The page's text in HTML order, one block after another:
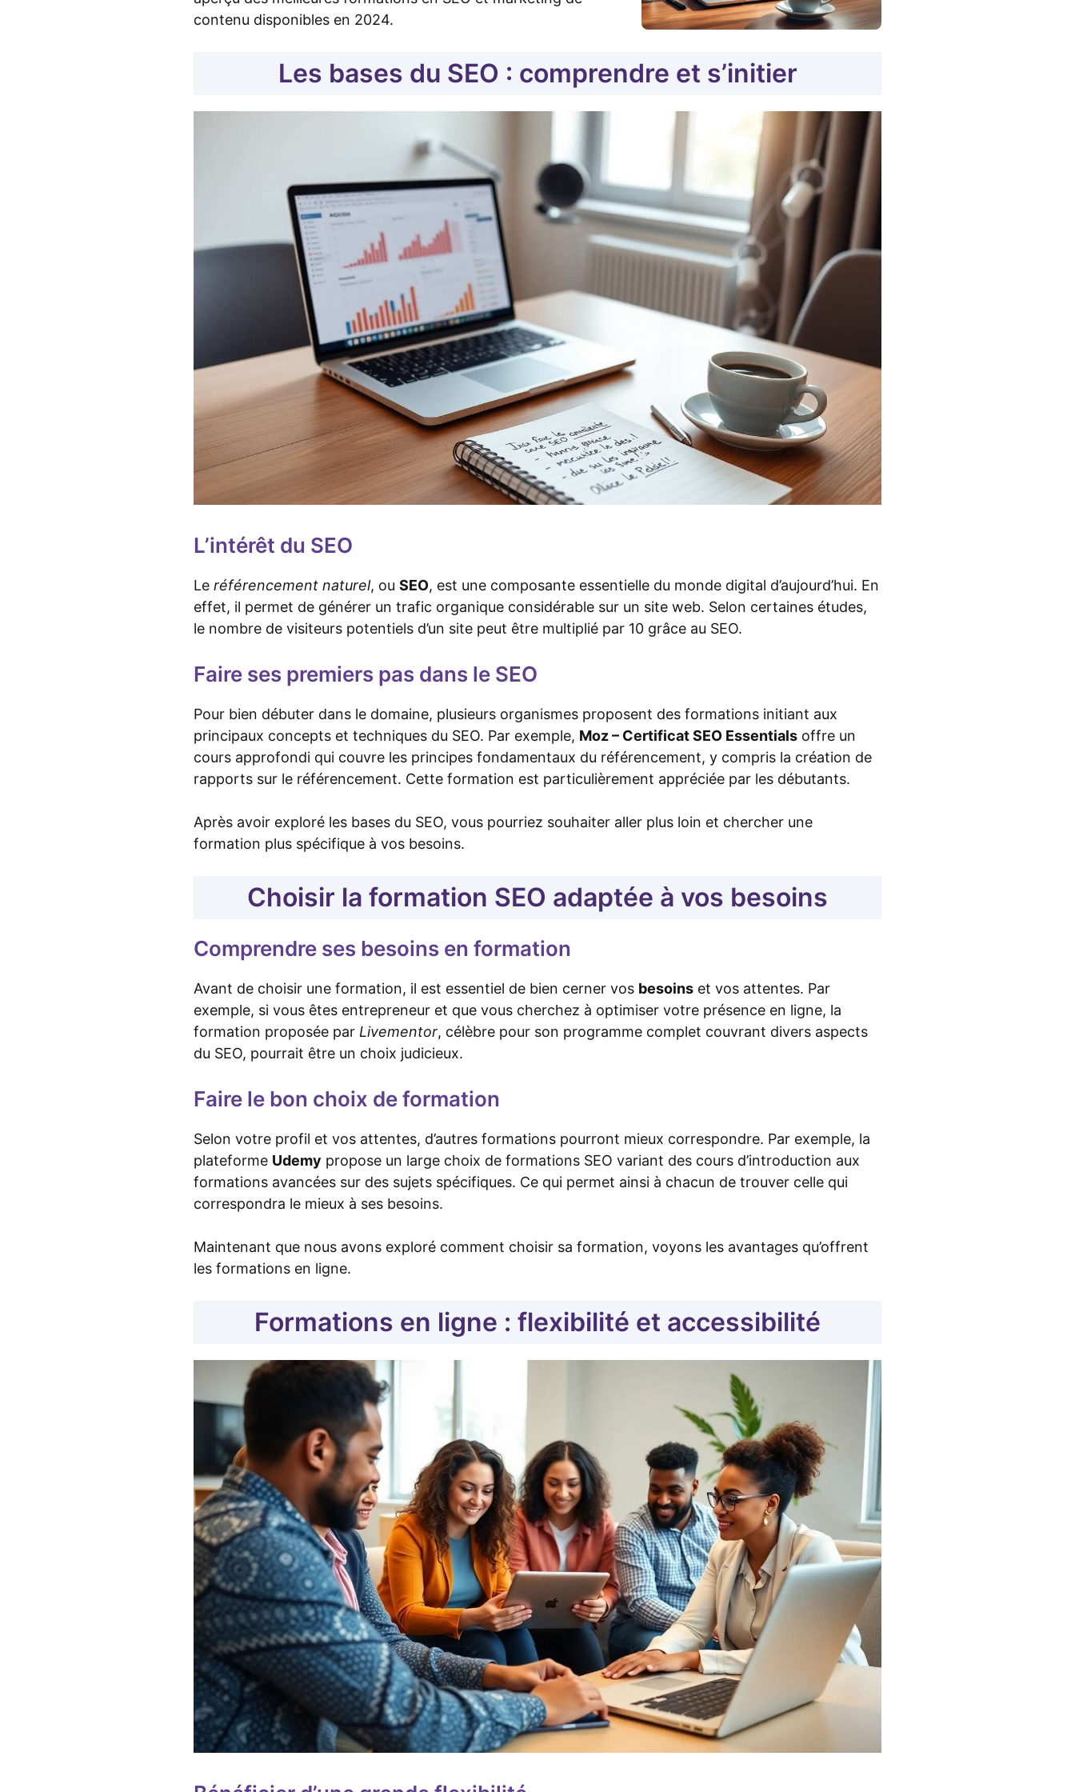
contenu disponibles en 2024.
Les bases du SEO : comprendre et s’initier
L’intérêt du SEO
Le référencement naturel, ou SEO, est une composante essentielle du monde digital d’aujourd’hui. En
effet, il permet de générer un trafic organique considérable sur un site web. Selon certaines études,
le nombre de visiteurs potentiels d’un site peut être multiplié par 10 grâce au SEO.
Faire ses premiers pas dans le SEO
Pour bien débuter dans le domaine, plusieurs organismes proposent des formations initiant aux
principaux concepts et techniques du SEO. Par exemple, Moz – Certificat SEO Essentials offre un
cours approfondi qui couvre les principes fondamentaux du référencement, y compris la création de
rapports sur le référencement. Cette formation est particulièrement appréciée par les débutants.
Après avoir exploré les bases du SEO, vous pourriez souhaiter aller plus loin et chercher une
formation plus spécifique à vos besoins.
Choisir la formation SEO adaptée à vos besoins
Comprendre ses besoins en formation
Avant de choisir une formation, il est essentiel de bien cerner vos besoins et vos attentes. Par
exemple, si vous êtes entrepreneur et que vous cherchez à optimiser votre présence en ligne, la
formation proposée par Livementor, célèbre pour son programme complet couvrant divers aspects
du SEO, pourrait être un choix judicieux.
Faire le bon choix de formation
Selon votre profil et vos attentes, d’autres formations pourront mieux correspondre. Par exemple, la
plateforme Udemy propose un large choix de formations SEO variant des cours d’introduction aux
formations avancées sur des sujets spécifiques. Ce qui permet ainsi à chacun de trouver celle qui
correspondra le mieux à ses besoins.
Maintenant que nous avons exploré comment choisir sa formation, voyons les avantages qu’offrent
les formations en ligne.
Formations en ligne : flexibilité et accessibilité